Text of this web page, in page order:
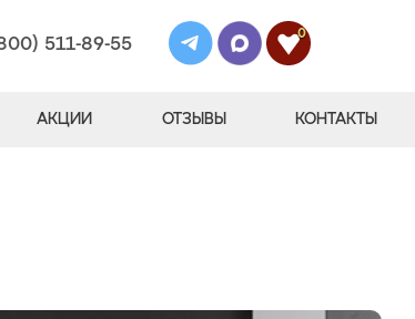
511-89-55
0
АКЦИИ ОТЗЫВЫ КОНТАКТЫ